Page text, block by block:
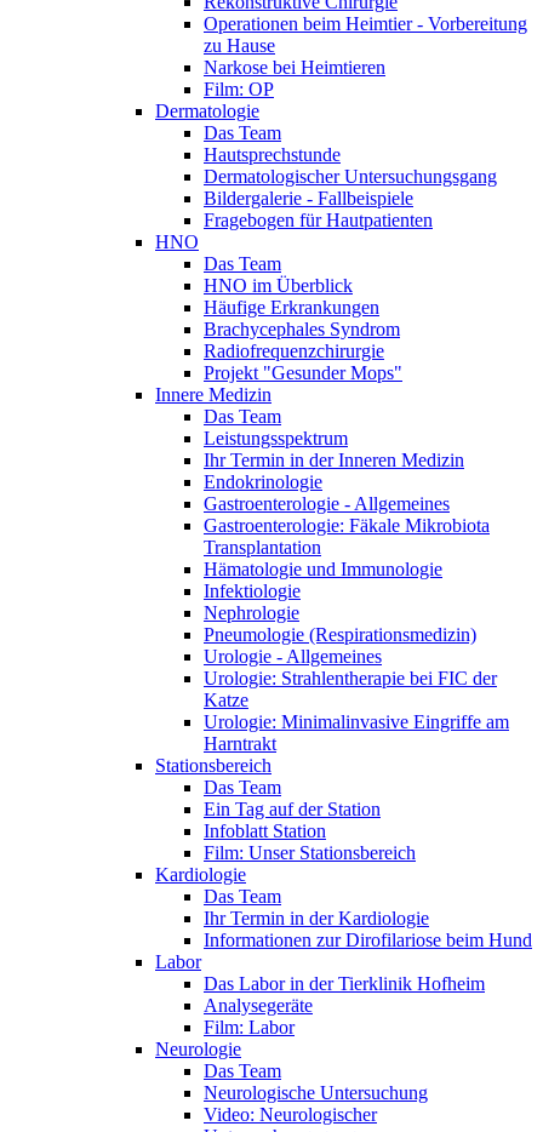
Operationen beim Heimtier - Vorbereitung
zu Hause
Narkose bei Heimtieren
Film: OP
Dermatologie
Das Team
Hautsprechstunde
Dermatologischer Untersuchungsgang
Bildergalerie - Fallbeispiele
Fragebogen für Hautpatienten
HNO
Das Team
HNO im Überblick
Häufige Erkrankungen
Brachycephales Syndrom
Radiofrequenzchirurgie
Projekt "Gesunder Mops"
Innere Medizin
Das Team
Leistungsspektrum
Ihr Termin in der Inneren Medizin
Endokrinologie
Gastroenterologie - Allgemeines
Gastroenterologie: Fäkale Mikrobiota
Transplantation
Hämatologie und Immunologie
Infektiologie
Nephrologie
Pneumologie (Respirationsmedizin)
Urologie - Allgemeines
Urologie: Strahlentherapie bei FIC der
Katze
Urologie: Minimalinvasive Eingriffe am
Harntrakt
Stationsbereich
Das Team
Ein Tag auf der Station
Infoblatt Station
Film: Unser Stationsbereich
Kardiologie
Das Team
Ihr Termin in der Kardiologie
Informationen zur Dirofilariose beim Hund
Labor
Das Labor in der Tierklinik Hofheim
Analysegeräte
Film: Labor
Neurologie
Das Team
Neurologische Untersuchung
Video: Neurologischer